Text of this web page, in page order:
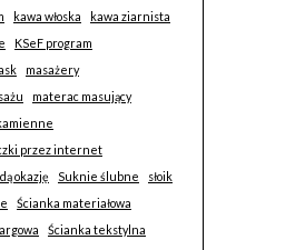
kawa włoska
kawa ziarnista
KSeF program
masażery
materac masujący
przez internet
okazję Suknie ślubne
słoik
Ścianka materiałowa
Ścianka tekstylna